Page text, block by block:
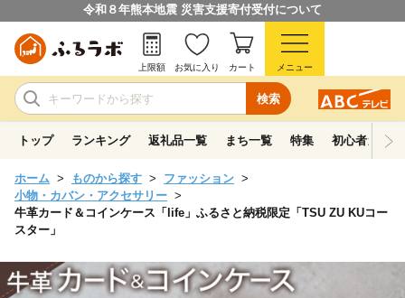
令和８年熊本地震 災害支援寄付受付について
検索
上限額 お気に入り カート メニュー
トップ ランキング 返礼品一覧 まち一覧 特集 初心者ガイド
ホーム ものから探す
ファッション
小物・カバン・アクセサリー
牛革カード＆コインケース「life」ふるさと納税限定「TSU ZU KUコー
スター」